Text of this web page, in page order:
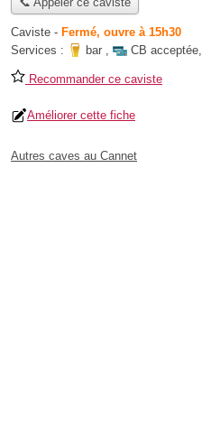
Caviste - Fermé, ouvre à 15h30
Services :
bar , CB acceptée,
Recommander ce caviste
Améliorer cette fiche
Autres caves au Cannet